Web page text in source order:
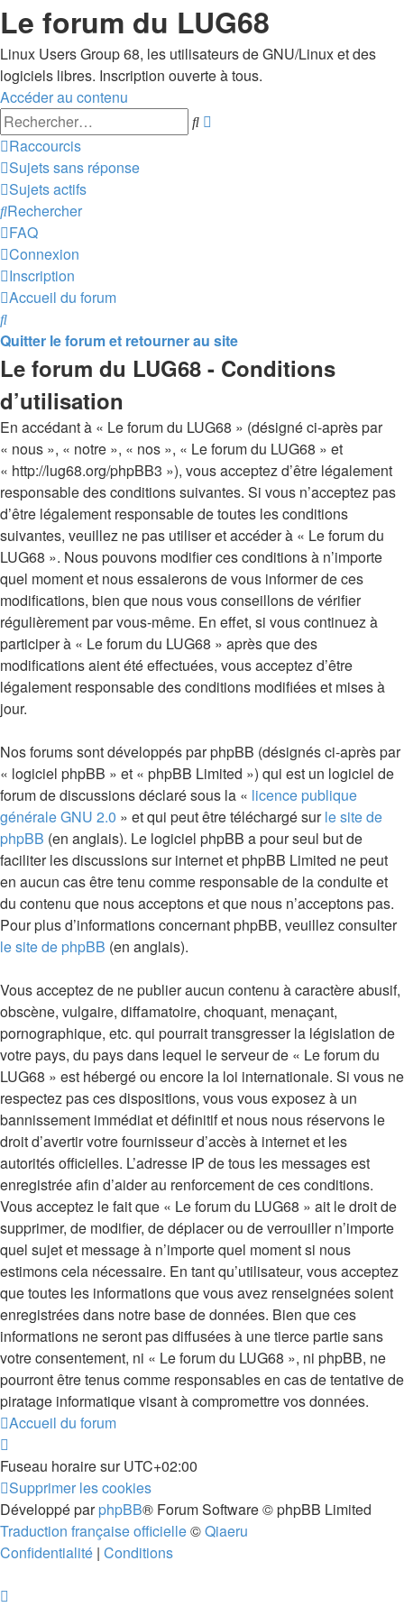
Le forum du LUG68
Linux Users Group 68, les utilisateurs de GNU/Linux et des
logiciels libres. Inscription ouverte à tous.
Accéder au contenu
Rechercher
Raccourcis
Sujets sans réponse
Sujets actifs
Rechercher
FAQ
Connexion
Inscription
Accueil du forum
Rechercher
Quitter le forum et retourner au site
Le forum du LUG68 - Conditions
d’utilisation
En accédant à « Le forum du LUG68 » (désigné ci-après par
« nous », « notre », « nos », « Le forum du LUG68 » et
« http://lug68.org/phpBB3 »), vous acceptez d’être légalement
responsable des conditions suivantes. Si vous n’acceptez pas
d’être légalement responsable de toutes les conditions
suivantes, veuillez ne pas utiliser et accéder à « Le forum du
LUG68 ». Nous pouvons modifier ces conditions à n’importe
quel moment et nous essaierons de vous informer de ces
modifications, bien que nous vous conseillons de vérifier
régulièrement par vous-même. En effet, si vous continuez à
participer à « Le forum du LUG68 » après que des
modifications aient été effectuées, vous acceptez d’être
légalement responsable des conditions modifiées et mises à
jour.
Nos forums sont développés par phpBB (désignés ci-après par
« logiciel phpBB » et « phpBB Limited ») qui est un logiciel de
forum de discussions déclaré sous la « licence publique
générale GNU 2.0 » et qui peut être téléchargé surle site de
phpBB (en anglais). Le logiciel phpBB a pour seul but de
faciliter les discussions sur internet et phpBB Limited ne peut
en aucun cas être tenu comme responsable de la conduite et
du contenu que nous acceptons et que nous n’acceptons pas.
Pour plus d’informations concernant phpBB, veuillez consulter
le site de phpBB (en anglais).
Vous acceptez de ne publier aucun contenu à caractère abusif,
obscène, vulgaire, diffamatoire, choquant, menaçant,
pornographique, etc. qui pourrait transgresser la législation de
votre pays, du pays dans lequel le serveur de « Le forum du
LUG68 » est hébergé ou encore la loi internationale. Si vous ne
respectez pas ces dispositions, vous vous exposez à un
bannissement immédiat et définitif et nous nous réservons le
droit d’avertir votre fournisseur d’accès à internet et les
autorités officielles. L’adresse IP de tous les messages est
enregistrée afin d’aider au renforcement de ces conditions.
Vous acceptez le fait que « Le forum du LUG68 » ait le droit de
supprimer, de modifier, de déplacer ou de verrouiller n’importe
quel sujet et message à n’importe quel moment si nous
estimons cela nécessaire. En tant qu’utilisateur, vous acceptez
que toutes les informations que vous avez renseignées soient
enregistrées dans notre base de données. Bien que ces
informations ne seront pas diffusées à une tierce partie sans
votre consentement, ni « Le forum du LUG68 », ni phpBB, ne
pourront être tenus comme responsables en cas de tentative de
piratage informatique visant à compromettre vos données.
Accueil du forum
Fuseau horaire surUTC+02:00
Supprimer les cookies
Développé parphpBB® Forum Software © phpBB Limited
Traduction française officielle©Qiaeru
Confidentialité | Conditions